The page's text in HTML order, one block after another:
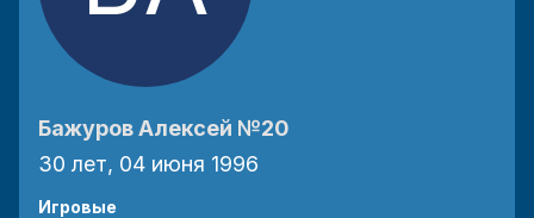
Бажуров Алексей №20
30 лет, 04 июня 1996
Игровые